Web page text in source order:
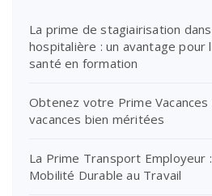
La prime de stagiairisation
hospitalière : un avantage pour
santé en formation
Obtenez votre Prime Vacances
vacances bien méritées
La Prime Transport Employeur
Mobilité Durable au Travail